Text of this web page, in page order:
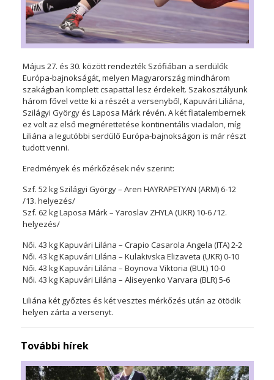
Május 27. és 30. között rendezték Szófiában a serdülők
Európa-bajnokságát, melyen Magyarország mindhárom
szakágban komplett csapattal lesz érdekelt. Szakosztályunk
három fővel vette ki a részét a versenyből, Kapuvári Liliána,
Szilágyi György és Laposa Márk révén. A két fiatalembernek
ez volt az első megmérettetése kontinentális viadalon, míg
Liliána a legutóbbi serdülő Európa-bajnokságon is már részt
tudott venni.
Eredmények és mérkőzések név szerint:
Szf. 52 kg Szilágyi György – Aren HAYRAPETYAN (ARM) 6-12
/13. helyezés/
Szf. 62 kg Laposa Márk – Yaroslav ZHYLA (UKR) 10-6 /12.
helyezés/
Női. 43 kg Kapuvári Lilána – Crapio Casarola Angela (ITA) 2-2
Női. 43 kg Kapuvári Lilána – Kulakivska Elizaveta (UKR) 0-10
Női. 43 kg Kapuvári Lilána – Boynova Viktoria (BUL) 10-0
Női. 43 kg Kapuvári Lilána – Aliseyenko Varvara (BLR) 5-6
Liliána két győztes és két vesztes mérkőzés után az ötödik
helyen zárta a versenyt.
További hírek